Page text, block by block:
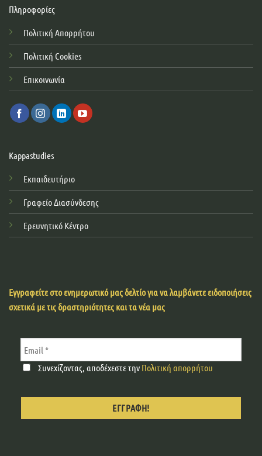
Πληροφορίες
Πολιτική Απορρήτου
Πολιτική Cookies
Επικοινωνία
Kappastudies
Εκπαιδευτήριο
Γραφείο Διασύνδεσης
Ερευνητικό Κέντρο
Εγγραφείτε στο ενημερωτικό μας δελτίο για να λαμβάνετε ειδοποιήσεις
σχετικά με τις δραστηριότητες και τα νέα μας
Συνεχίζοντας, αποδέχεστε την Πολιτική απορρήτου